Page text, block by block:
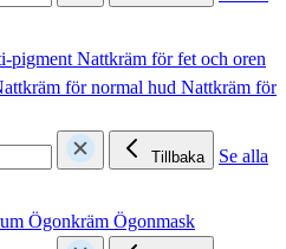
pigmentNattkräm för fet och oren
för normal hud Nattkräm för
Tillbaka
Se alla
Ögonkräm Ögonmask